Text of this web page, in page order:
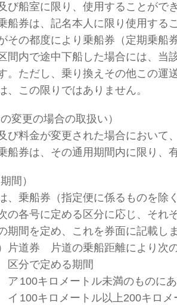
び船室に限り、使用することがで
船券は、記名本人に限り使用する
その都度により乗船券（定期乗船
間内で途中下船した場合には、当
。ただし、乗り換えその他この運
、この限りではありません。
変更の場合の取扱い）
び料金が変更された場合において
船券は、その通用期間内に限り、
間）
、乗船券（指定便に係るものを除
の各号に定める区分に応じ、それ
期間を定め、これを券面に記載し
片道券 片道の乗船距離により次
区分で定める期間
ア 100キロメートル未満のものに
イ 100キロメートル以上200キロ